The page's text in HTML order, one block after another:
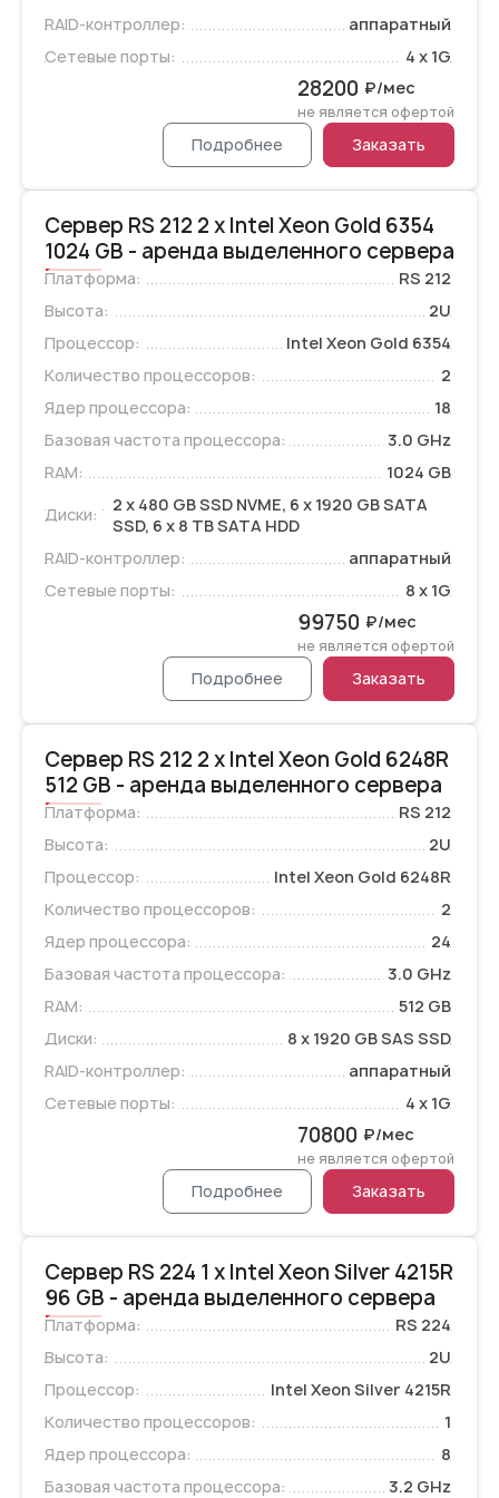
RAID-контроллер:
аппаратный
Сетевые порты:
4 x 1G
28200 ₽/мес
не является офертой
Подробнее Заказать
Сервер RS 212 2 x Intel Xeon Gold 6354
1024 GB - аренда выделенного сервера
Платформа:
RS 212
Высота:
2U
Процессор:
Intel Xeon Gold 6354
Количество процессоров:
2
Ядер процессора:
18
Базовая частота процессора:
3.0 GHz
RAM:
1024 GB
Диски:
2 x 480 GB SSD NVME, 6 x 1920 GB SATA
SSD, 6 x 8 TB SATA HDD
RAID-контроллер:
аппаратный
Сетевые порты:
8 x 1G
99750 ₽/мес
не является офертой
Подробнее Заказать
Сервер RS 212 2 x Intel Xeon Gold 6248R
512 GB - аренда выделенного сервера
Платформа:
RS 212
Высота:
2U
Процессор:
Intel Xeon Gold 6248R
Количество процессоров:
2
Ядер процессора:
24
Базовая частота процессора:
3.0 GHz
RAM:
512 GB
Диски:
8 x 1920 GB SAS SSD
RAID-контроллер:
аппаратный
Сетевые порты:
4 x 1G
70800 ₽/мес
не является офертой
Подробнее Заказать
Сервер RS 224 1 x Intel Xeon Silver 4215R
96 GB - аренда выделенного сервера
Платформа:
RS 224
Высота:
2U
Процессор:
Intel Xeon Silver 4215R
Количество процессоров:
1
Ядер процессора:
8
Базовая частота процессора:
3.2 GHz